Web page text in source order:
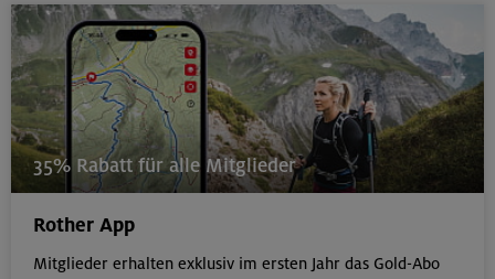
35% Rabatt für alle Mitglieder
Rother App
Mitglieder erhalten exklusiv im ersten Jahr das Gold-Abo